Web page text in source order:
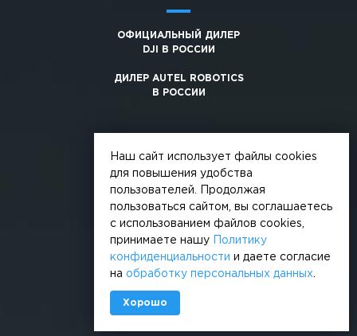
ОФИЦИАЛЬНЫЙ ДИЛЕР
DJI В РОССИИ
ДИЛЕР AUTEL ROBOTICS
В РОССИИ
© 2026, +3. Все права защищены
Обработка персональных данных
Наш сайт использует файлы cookies
для повышения удобства
пользователей. Продолжая
пользоваться сайтом, вы соглашаетесь
с использованием файлов cookies,
принимаете нашу
Политику
конфиденциальности
и даете согласие
на обработку персональных данных
Хорошо